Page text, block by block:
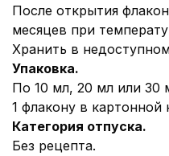
После открытия
месяцев при
Хранить в
Упаковка.
По 10 мл, 20 мл или 30
1 флакону в картонной
Категория отпуска.
Без рецепта.